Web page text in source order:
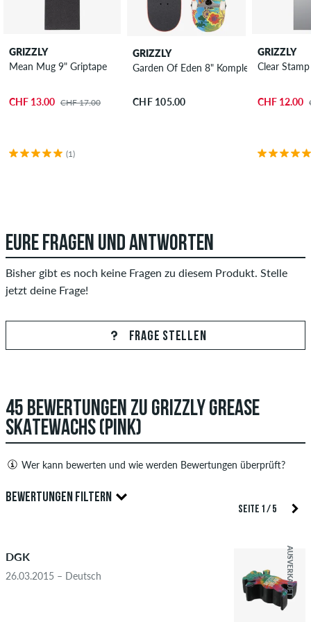
GRIZZLY
Mean Mug 9" Griptape
CHF 13.00 CHF 17.00
(1)
GRIZZLY
Garden Of Eden 8" Komplettboard
CHF 105.00
GRIZZLY
Clear
CHF 12.00
EURE FRAGEN UND ANTWORTEN
Bisher gibt es noch keine Fragen zu diesem Produkt. Stelle
jetzt deine Frage!
FRAGE STELLEN
45 BEWERTUNGEN ZU GRIZZLY GREASE
SKATEWACHS (PINK)
Wer kann bewerten und wie werden Bewertungen überprüft?
Nur Personen mit einem skatedeluxe Kundenkonto können
Bewertungen abgeben. Diese werden erst nach unserer
beleidigenden oder obszönen Inhalten sowie Bewertungen,
die geltendes Recht oder Urheberrechte verletzen oder Spam
und Fremdwerbung enthalten, werden nicht veröffentlicht.
Die Sternebewertung des Artikels ist der Durchschnitt aller
BEWERTUNGEN FILTERN
5.0
SEITE 1 / 5
DGK
26.03.2015 – Deutsch AUSVERKAUFT